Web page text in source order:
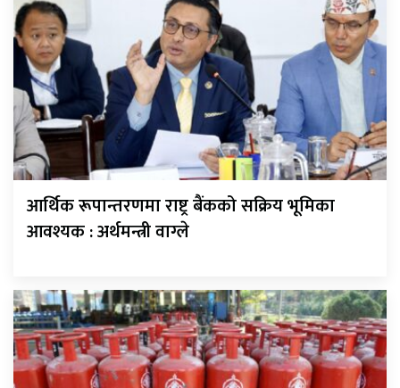
आर्थिक रूपान्तरणमा राष्ट्र बैंकको सक्रिय भूमिका
आवश्यक : अर्थमन्त्री वाग्ले